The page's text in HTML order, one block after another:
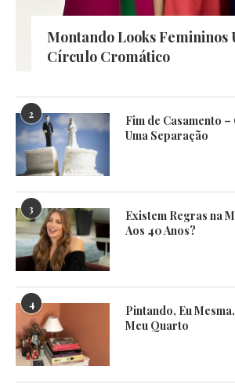
Montando Looks Femininos
Círculo Cromático
2
Fim de Casamento
Uma Separação
3
Existem Regras na
Aos 40 Anos?
4
Pintando, Eu
Meu Quarto